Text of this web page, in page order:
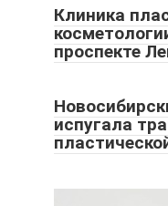
Клиника
проспекте
испугала